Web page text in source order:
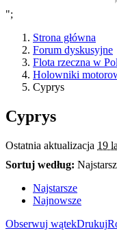
";
Strona główna
Forum dyskusyjne
Flota rzeczna w
Holowniki
Cyprys
Cyprys
Ostatnia aktualizacja 19
Sortuj według:
Najstarsze
Najnowsze
Obserwuj wątekDrukuj